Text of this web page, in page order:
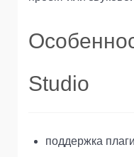
Studio
поддержка